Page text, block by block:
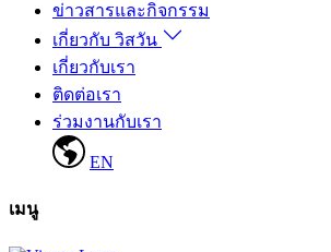
ข่าวสารและกิจกรรม
เกี่ยวกับ วิสวัน
เกี่ยวกับเรา
ติดต่อเรา
ร่วมงานกับเรา
EN
เมนู